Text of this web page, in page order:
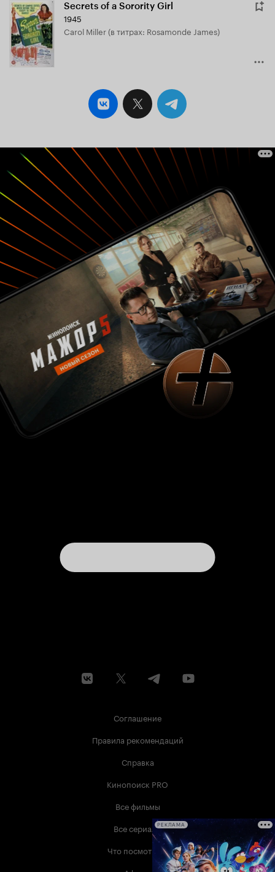
Secrets of a Sorority Girl
1945
Carol Miller (в титрах: Rosamonde James)
Соглашение
Правила рекомендаций
Справка
Кинопоиск PRO
Все фильмы
Все сериалы
Что посмотреть
РЕКЛАМА